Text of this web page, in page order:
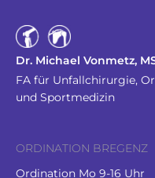
Dr. Michael Vonmetz,
FA für Unfallchirurgie,
und Sportmedizin
ORDINATION BREGENZ
Ordination Mo 9-16 Uhr